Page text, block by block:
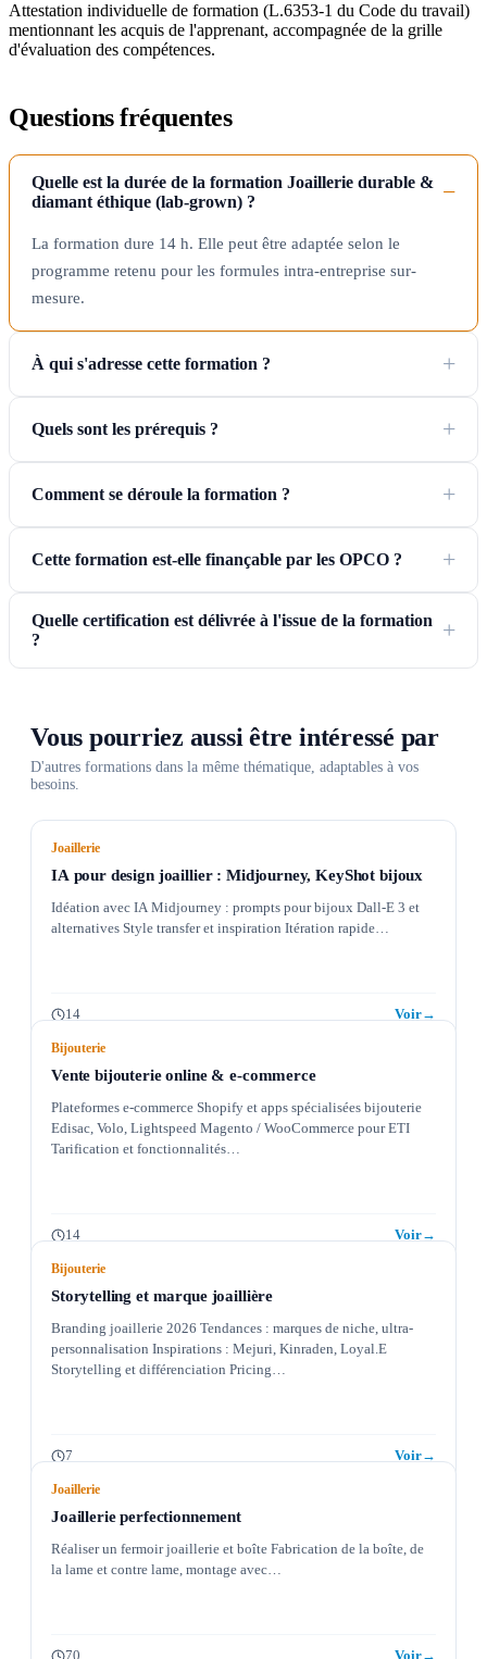
Attestation individuelle de formation (L.6353-1 du Code du travail)
mentionnant les acquis de l'apprenant, accompagnée de la grille
d'évaluation des compétences.
Questions fréquentes
Quelle est la durée de la formation Joaillerie durable &
diamant éthique (lab-grown) ?
La formation dure 14 h. Elle peut être adaptée selon le
programme retenu pour les formules intra-entreprise sur-
mesure.
À qui s'adresse cette formation ?
Quels sont les prérequis ?
Comment se déroule la formation ?
Cette formation est-elle finançable par les OPCO ?
Quelle certification est délivrée à l'issue de la formation
?
Vous pourriez aussi être intéressé par
D'autres formations dans la même thématique, adaptables à vos
besoins.
Joaillerie
IA pour design joaillier : Midjourney, KeyShot bijoux
Idéation avec IA Midjourney : prompts pour bijoux Dall-E 3 et
alternatives Style transfer et inspiration Itération rapide…
14 Voir→
Bijouterie
Vente bijouterie online & e-commerce
Plateformes e-commerce Shopify et apps spécialisées bijouterie
Edisac, Volo, Lightspeed Magento / WooCommerce pour ETI
Tarification et fonctionnalités…
14 Voir→
Bijouterie
Storytelling et marque joaillière
Branding joaillerie 2026 Tendances : marques de niche, ultra-
personnalisation Inspirations : Mejuri, Kinraden, Loyal.E
Storytelling et différenciation Pricing…
7 Voir→
Joaillerie
Joaillerie perfectionnement
Réaliser un fermoir joaillerie et boîte Fabrication de la boîte, de
la lame et contre lame, montage avec…
70 Voir→